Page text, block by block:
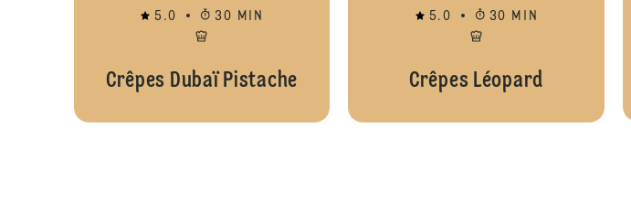
5.0 30 MIN
Crêpes Dubaï Pistache
5.0 30 MIN
Crêpes Léopard